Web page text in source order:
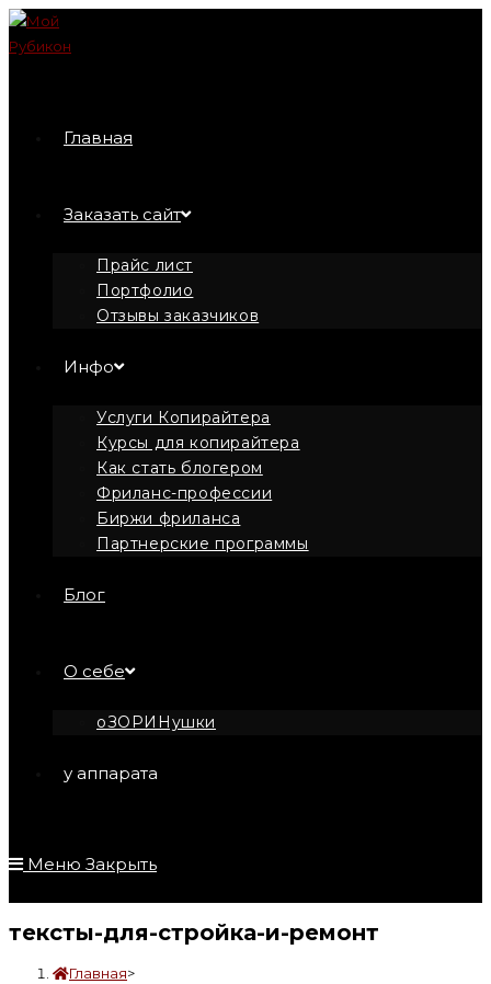
Перейти
к
Главная
Заказать сайт
Прайс лист
Портфолио
Отзывы заказчиков
Инфо
Услуги Копирайтера
Курсы для копирайтера
Как стать блогером
Фриланс-профессии
Биржи фриланса
Партнерские программы
Блог
О себе
оЗОРИНушки
у аппарата
Меню Закрыть
тексты-для-стройка-и-ремонт
Главная>